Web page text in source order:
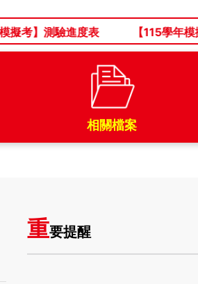
】測驗進度表 【115學年模擬考
相關檔案
重要提醒